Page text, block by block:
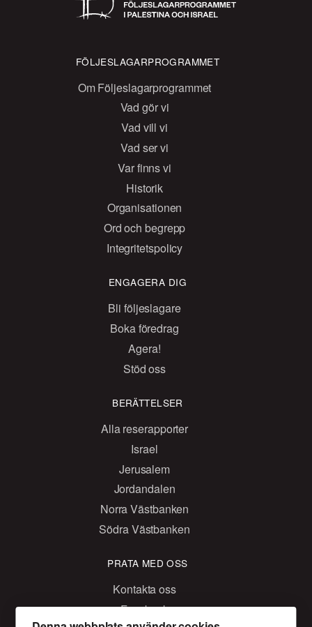
FÖLJESLAGARPROGRAMMET
Om Följeslagarprogrammet
Vad gör vi
Vad vill vi
Vad ser vi
Var finns vi
Historik
Organisationen
Ord och begrepp
Integritetspolicy
ENGAGERA DIG
Bli följeslagare
Boka föredrag
Agera!
Stöd oss
BERÄTTELSER
Alla reserapporter
Israel
Jerusalem
Jordandalen
Norra Västbanken
Södra Västbanken
PRATA MED OSS
Kontakta oss
Facebook